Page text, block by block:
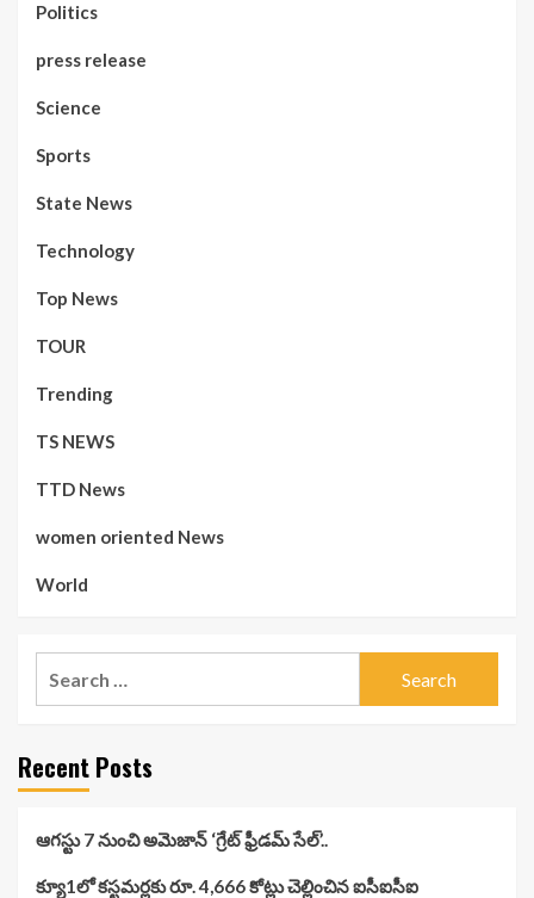
Politics
press release
Science
Sports
State News
Technology
Top News
TOUR
Trending
TS NEWS
TTD News
women oriented News
World
Recent Posts
ఆగస్టు 7 నుంచి అమెజాన్ ‘గ్రేట్ ఫ్రీడమ్ సేల్’..
క్యూ1లో కస్టమర్లకు రూ. 4,666 కోట్లు చెల్లించిన ఐసీఐసీఐ